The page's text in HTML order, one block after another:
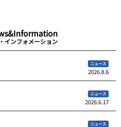
インフォメーション
ニュース
2026.8.6
ニュース
2026.6.17
ニュース